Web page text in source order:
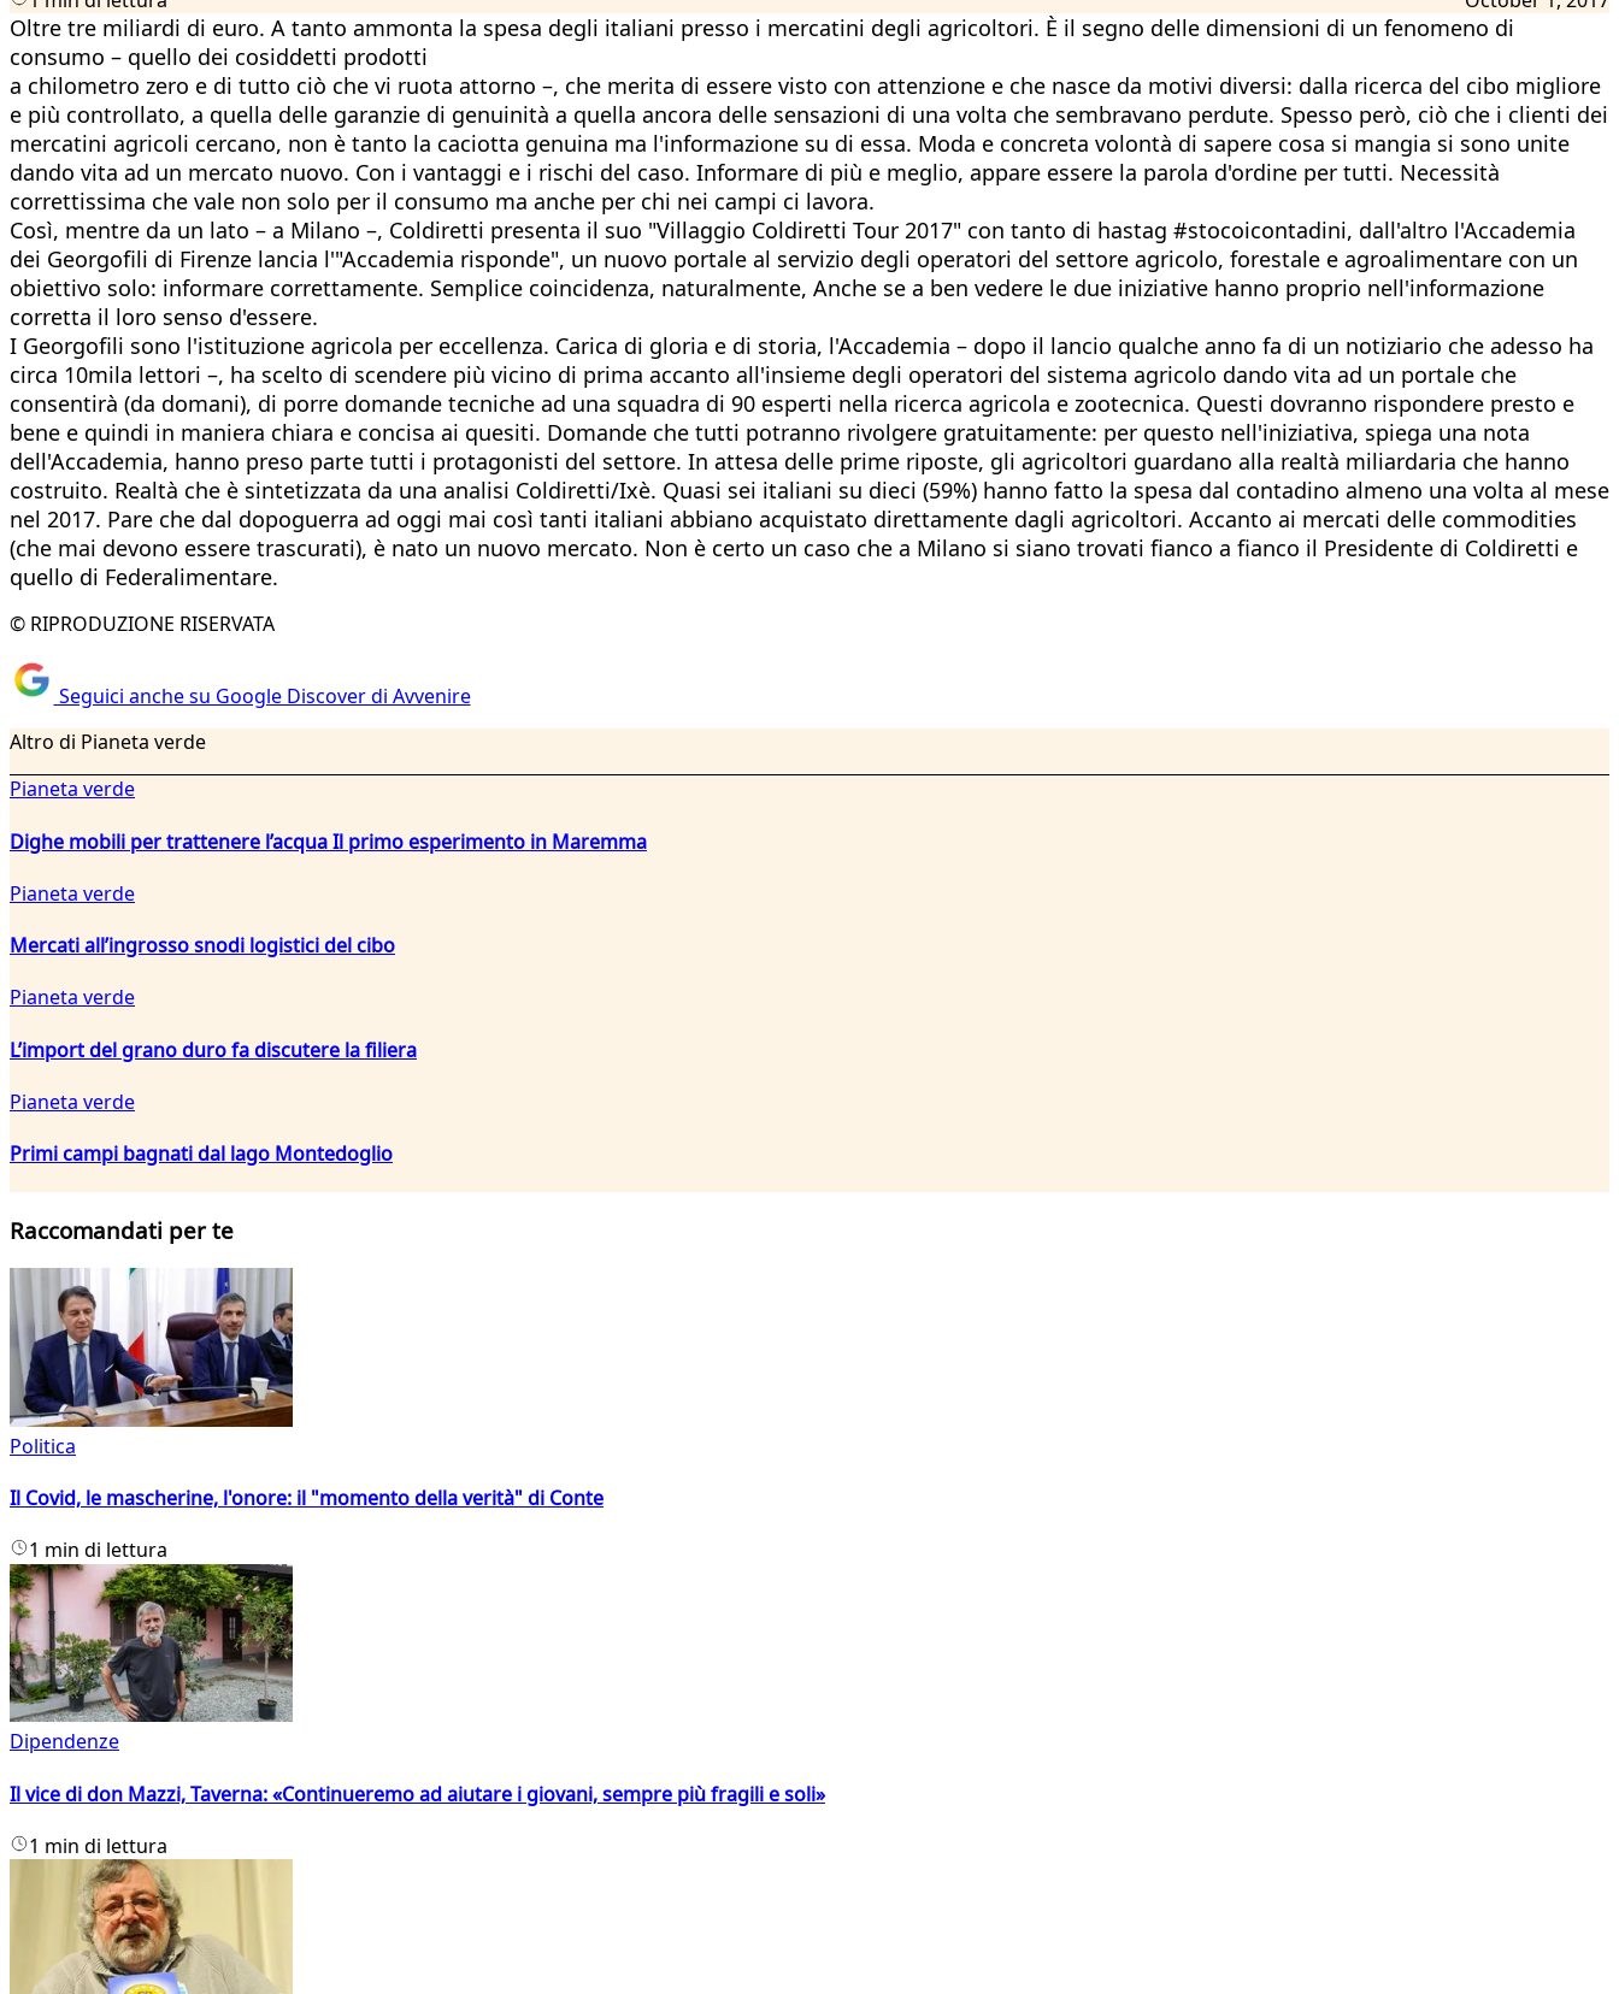
Oltre tre miliardi di euro. A tanto ammonta la spesa degli italiani presso i mercatini degli agricoltori. È il segno delle dimensioni di un fenomeno di
consumo – quello dei cosiddetti prodotti
a chilometro zero e di tutto ciò che vi ruota attorno –, che merita di essere visto con attenzione e che nasce da motivi diversi: dalla ricerca del cibo migliore
e più controllato, a quella delle garanzie di genuinità a quella ancora delle sensazioni di una volta che sembravano perdute. Spesso però, ciò che i clienti dei
mercatini agricoli cercano, non è tanto la caciotta genuina ma l'informazione su di essa. Moda e concreta volontà di sapere cosa si mangia si sono unite
dando vita ad un mercato nuovo. Con i vantaggi e i rischi del caso. Informare di più e meglio, appare essere la parola d'ordine per tutti. Necessità
correttissima che vale non solo per il consumo ma anche per chi nei campi ci lavora.
Così, mentre da un lato – a Milano –, Coldiretti presenta il suo "Villaggio Coldiretti Tour 2017" con tanto di hastag #stocoicontadini, dall'altro l'Accademia
dei Georgofili di Firenze lancia l'"Accademia risponde", un nuovo portale al servizio degli operatori del settore agricolo, forestale e agroalimentare con un
obiettivo solo: informare correttamente. Semplice coincidenza, naturalmente, Anche se a ben vedere le due iniziative hanno proprio nell'informazione
corretta il loro senso d'essere.
I Georgofili sono l'istituzione agricola per eccellenza. Carica di gloria e di storia, l'Accademia – dopo il lancio qualche anno fa di un notiziario che adesso ha
circa 10mila lettori –, ha scelto di scendere più vicino di prima accanto all'insieme degli operatori del sistema agricolo dando vita ad un portale che
consentirà (da domani), di porre domande tecniche ad una squadra di 90 esperti nella ricerca agricola e zootecnica. Questi dovranno rispondere presto e
bene e quindi in maniera chiara e concisa ai quesiti. Domande che tutti potranno rivolgere gratuitamente: per questo nell'iniziativa, spiega una nota
dell'Accademia, hanno preso parte tutti i protagonisti del settore. In attesa delle prime riposte, gli agricoltori guardano alla realtà miliardaria che hanno
costruito. Realtà che è sintetizzata da una analisi Coldiretti/Ixè. Quasi sei italiani su dieci (59%) hanno fatto la spesa dal contadino almeno una volta al mese
nel 2017. Pare che dal dopoguerra ad oggi mai così tanti italiani abbiano acquistato direttamente dagli agricoltori. Accanto ai mercati delle commodities
(che mai devono essere trascurati), è nato un nuovo mercato. Non è certo un caso che a Milano si siano trovati fianco a fianco il Presidente di Coldiretti e
quello di Federalimentare.
© RIPRODUZIONE RISERVATA
Seguici anche su Google Discover di Avvenire
Altro di Pianeta verde
Pianeta verde
Dighe mobili per trattenere l’acqua Il primo esperimento in Maremma
Pianeta verde
Mercati all’ingrosso snodi logistici del cibo
Pianeta verde
L’import del grano duro fa discutere la filiera
Pianeta verde
Primi campi bagnati dal lago Montedoglio
Raccomandati per te
Politica
Il Covid, le mascherine, l'onore: il "momento della verità" di Conte
1 min di lettura
Dipendenze
Il vice di don Mazzi, Taverna: «Continueremo ad aiutare i giovani, sempre più fragili e soli»
1 min di lettura